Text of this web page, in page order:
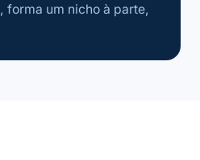
um nicho à parte,